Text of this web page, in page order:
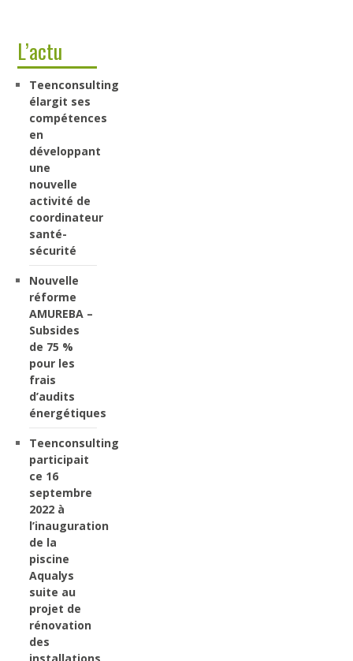
L’actu
Teenconsulting
élargit ses
compétences
en
développant
une
nouvelle
activité de
coordinateur
santé-
sécurité
Nouvelle
réforme
AMUREBA –
Subsides
de 75 %
pour les
frais
d’audits
énergétiques
Teenconsulting
participait
ce 16
septembre
2022 à
l’inauguration
de la
piscine
Aqualys
suite au
projet de
rénovation
des